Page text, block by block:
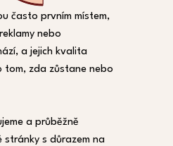
často prvním místem,
nebo
a jejich kvalita
tom, zda zůstane nebo
a průběžně
stránky s důrazem na